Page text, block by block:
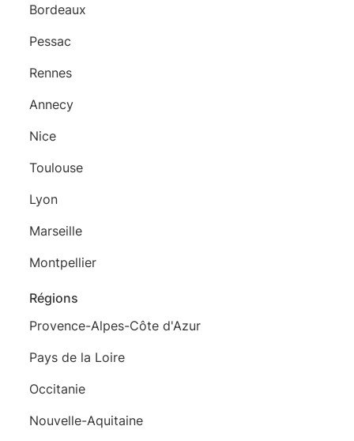
Bordeaux
Pessac
Rennes
Annecy
Nice
Toulouse
Lyon
Marseille
Montpellier
Régions
Provence-Alpes-Côte d'Azur
Pays de la Loire
Occitanie
Nouvelle-Aquitaine